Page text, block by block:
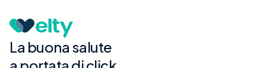
La buona salute